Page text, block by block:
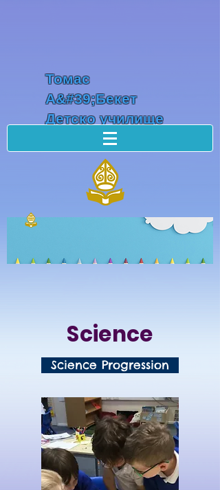
Томас
А&#39;Бекет
Детско училище
Science
Science Progression